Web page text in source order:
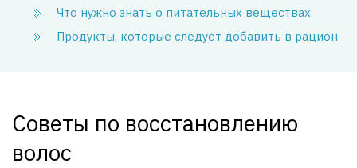
Что нужно знать о питательных веществах
Продукты, которые следует добавить в рацион
Советы по восстановлению
волос